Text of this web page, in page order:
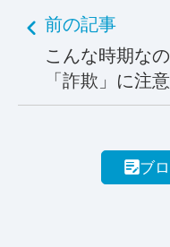
前の記事
こんな時期な
「詐欺」に注意
ブ